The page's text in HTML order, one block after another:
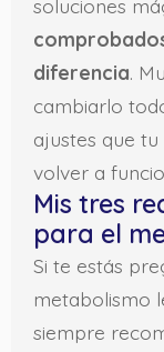
soluciones
diferencia.
cambiarlo
ajustes que
volver a
Mis tres
para el
Si te estás
metabolismo
siempre